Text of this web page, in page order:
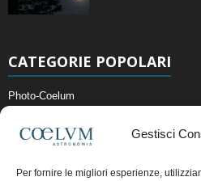
Gestisci
Per fornire le migliori esperienze,
CATEGORIE POPOLARI
Photo-Coelum
News di Astronomia
Cielo del Mese